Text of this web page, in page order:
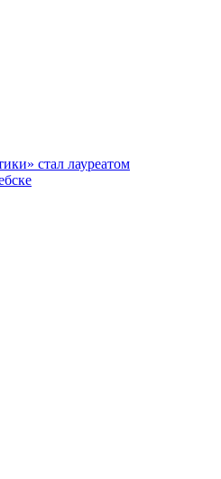
стал лауреатом